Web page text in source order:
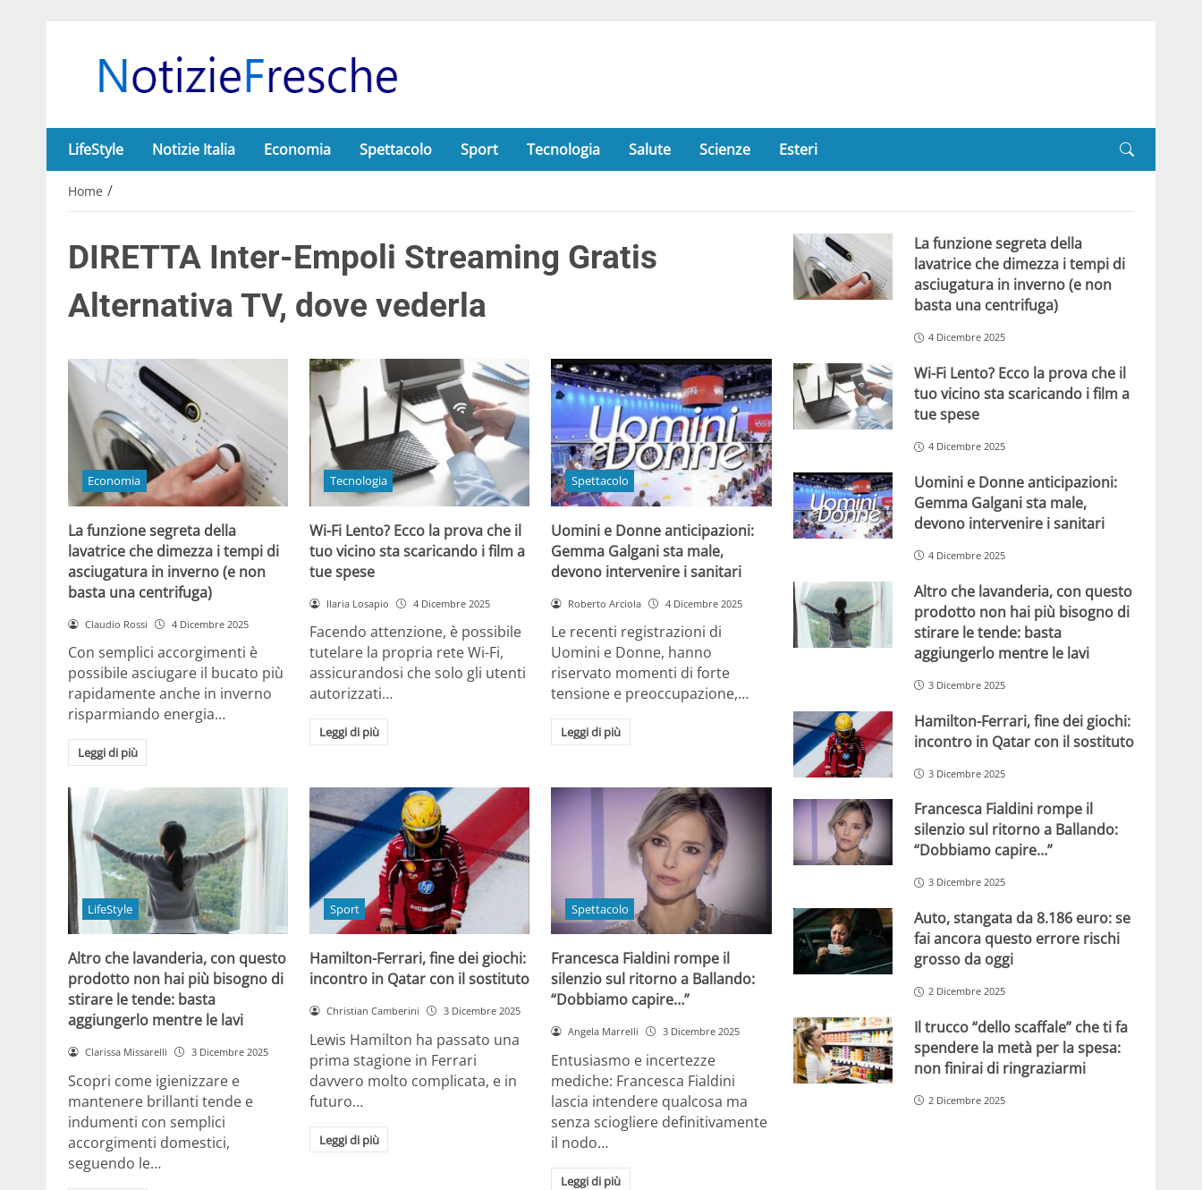
LifeStyle Notizie Italia Economia Spettacolo Sport Tecnologia Salute Scienze Esteri
Home /
DIRETTA Inter-Empoli Streaming Gratis
Alternativa TV, dove vederla
Economia
La funzione segreta della
lavatrice che dimezza i tempi di
asciugatura in inverno (e non
basta una centrifuga)
Claudio Rossi 4 Dicembre 2025
Con semplici accorgimenti è
possibile asciugare il bucato più
rapidamente anche in inverno
risparmiando energia…
Leggi di più
Tecnologia
Wi-Fi Lento? Ecco la prova che il
tuo vicino sta scaricando i film a
tue spese
Ilaria Losapio 4 Dicembre 2025
Facendo attenzione, è possibile
tutelare la propria rete Wi-Fi,
assicurandosi che solo gli utenti
autorizzati…
Leggi di più
Spettacolo
Uomini e Donne anticipazioni:
Gemma Galgani sta male,
devono intervenire i sanitari
Roberto Arciola 4 Dicembre 2025
Le recenti registrazioni di
Uomini e Donne, hanno
riservato momenti di forte
tensione e preoccupazione,…
Leggi di più
LifeStyle
Altro che lavanderia, con questo
prodotto non hai più bisogno di
stirare le tende: basta
aggiungerlo mentre le lavi
Clarissa Missarelli 3 Dicembre 2025
Scopri come igienizzare e
mantenere brillanti tende e
indumenti con semplici
accorgimenti domestici,
seguendo le…
Sport
Hamilton-Ferrari, fine dei giochi:
incontro in Qatar con il sostituto
Christian Camberini 3 Dicembre 2025
Lewis Hamilton ha passato una
prima stagione in Ferrari
davvero molto complicata, e in
futuro…
Leggi di più
Spettacolo
Francesca Fialdini rompe il
silenzio sul ritorno a Ballando:
“Dobbiamo capire…”
Angela Marrelli 3 Dicembre 2025
Entusiasmo e incertezze
mediche: Francesca Fialdini
lascia intendere qualcosa ma
senza sciogliere definitivamente
il nodo…
Leggi di più
La funzione segreta della
lavatrice che dimezza i tempi di
asciugatura in inverno (e non
basta una centrifuga)
4 Dicembre 2025
Wi-Fi Lento? Ecco la prova che il
tuo vicino sta scaricando i film a
tue spese
4 Dicembre 2025
Uomini e Donne anticipazioni:
Gemma Galgani sta male,
devono intervenire i sanitari
4 Dicembre 2025
Altro che lavanderia, con questo
prodotto non hai più bisogno di
stirare le tende: basta
aggiungerlo mentre le lavi
3 Dicembre 2025
Hamilton-Ferrari, fine dei giochi:
incontro in Qatar con il sostituto
3 Dicembre 2025
Francesca Fialdini rompe il
silenzio sul ritorno a Ballando:
“Dobbiamo capire…”
3 Dicembre 2025
Auto, stangata da 8.186 euro: se
fai ancora questo errore rischi
grosso da oggi
2 Dicembre 2025
Il trucco “dello scaffale” che ti fa
spendere la metà per la spesa:
non finirai di ringraziarmi
2 Dicembre 2025